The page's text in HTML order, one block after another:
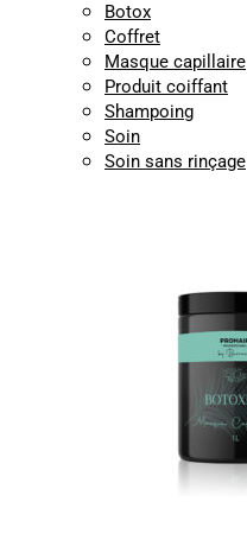
Botox
Coffret
Masque capillaire
Produit coiffant
Shampoing
Soin
Soin sans rinçage